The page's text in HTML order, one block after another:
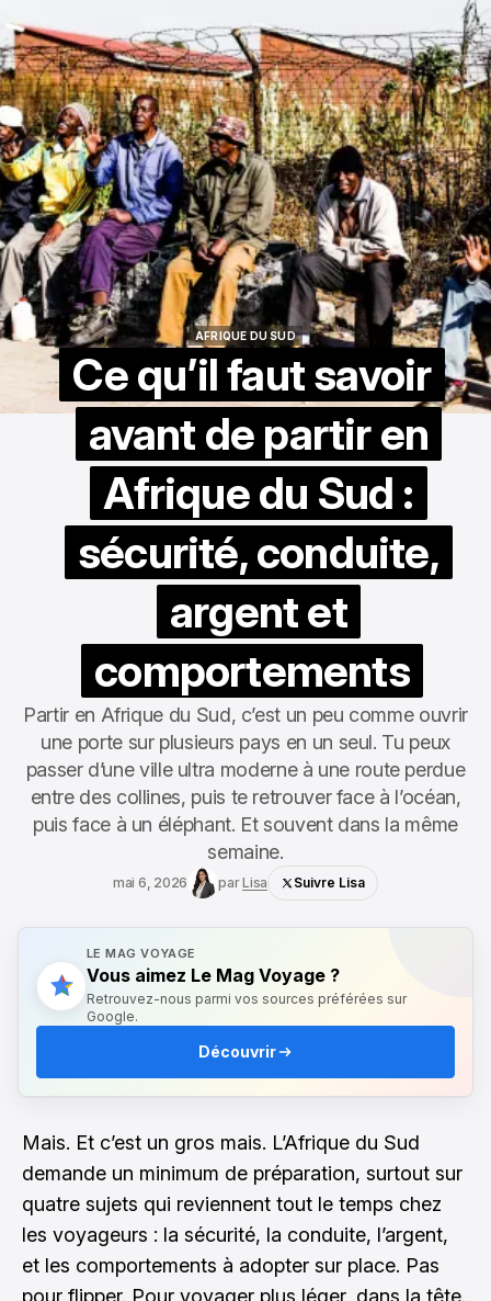
AFRIQUE DU SUD
Ce qu’il faut savoir
avant de partir en
Afrique du Sud :
sécurité, conduite,
argent et
comportements
Partir en Afrique du Sud, c’est un peu comme ouvrir
une porte sur plusieurs pays en un seul. Tu peux
passer d’une ville ultra moderne à une route perdue
entre des collines, puis te retrouver face à l’océan,
puis face à un éléphant. Et souvent dans la même
semaine.
mai 6, 2026 parLisa Suivre Lisa
LE MAG VOYAGE
Vous aimez Le Mag Voyage ?
Retrouvez-nous parmi vos sources préférées sur
Google.
Découvrir
Mais. Et c’est un gros mais. L’Afrique du Sud
demande un minimum de préparation, surtout sur
quatre sujets qui reviennent tout le temps chez
les voyageurs : la sécurité, la conduite, l’argent,
et les comportements à adopter sur place. Pas
pour flipper. Pour voyager plus léger, dans la tête.